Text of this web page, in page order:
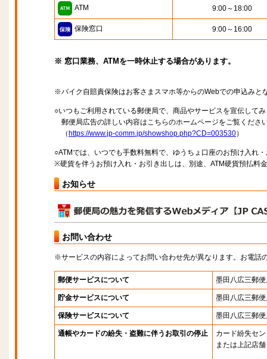
ATM 9:00～18:00
保険窓口 9:00～16:00
※ 窓口業務、ATMを一時休止する場合があります。
※バイク自賠責保険はお客さまスマホ等からのWebでの申込みと
○いつもご利用されている郵便局で、商品やサービスを宣伝して
郵便局広告の詳しい内容はこちらのホームページをご覧くださ
（ https://www.jp-comm.jp/showshop.php?CD=003530）
○ATMでは、いつでも手数料無料で、ゆうちょ口座のお預け入れ
※硬貨を伴うお預け入れ・お引き出しは、別途、ATM硬貨預払料
お知らせ
お問い合わせ
※サービスの内容によってお問い合わせ先が異なります。お電話
郵便サービスについて 墨田八広三郵
貯金サービスについて 墨田八広三郵
保険サービスについて 墨田八広三郵
通帳やカードの紛失・盗難に伴うお取引の停止
カード紛失セ
または上記店舗